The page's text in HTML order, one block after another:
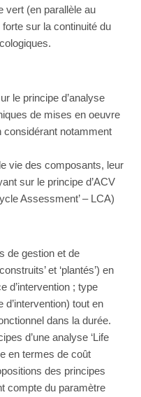
vert (en parallèle au
sur la continuité du
le principe d’analyse
de mises en oeuvre
notamment
vie des composants, leur
sur le principe d’ACV
Assessment’ – LCA)
de gestion et de
et ‘plantés’) en
d’intervention ; type
d’intervention) tout en
dans la durée.
d’une analyse ‘Life
en termes de coût
des principes
compte du paramètre